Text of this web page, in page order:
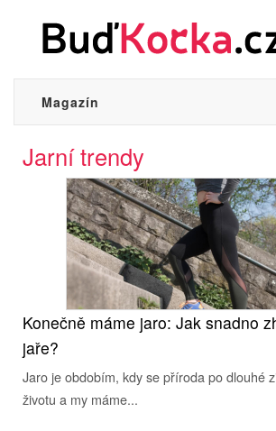
Magazín
Jarní trendy
Konečně máme jaro: Jak snadno
jaře?
Jaro je obdobím, kdy se příroda po dlouhé
životu a my máme...